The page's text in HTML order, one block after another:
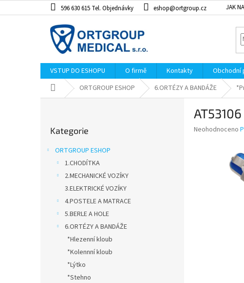
na
596 630 615 Tel. Objednávky eshop@ortgroup.cz JAK
VSTUP DO ESHOPU O firmě Kontakty Obchodní
Domů ORTGROUP ESHOP 6.ORTÉZY A BANDÁŽE
kategorie
Kategorie
ORTGROUP ESHOP
1.CHODÍTKA
2.MECHANICKÉ VOZÍKY
3.ELEKTRICKÉ VOZÍKY
4.POSTELE A MATRACE
5.BERLE A HOLE
6.ORTÉZY A BANDÁŽE
*Hlezenní kloub
*Kolennní kloub
*Lýtko
*Stehno
AT53106
Průměrné
Neohodnoceno